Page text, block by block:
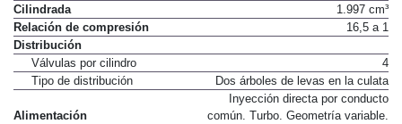
Cilindrada
1.997 cm³
Relación de compresión
16,5 a 1
Distribución
Válvulas por cilindro
4
Tipo de distribución
Dos árboles de levas en la culata
Alimentación
Inyección directa por conducto
común. Turbo. Geometría variable.